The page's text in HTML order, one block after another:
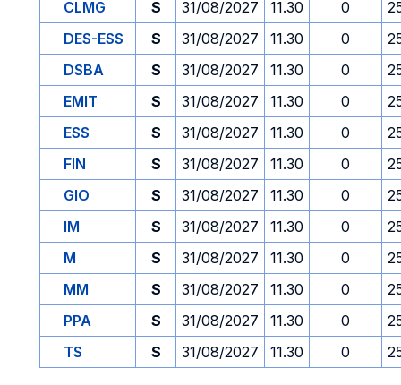
CLMG S 31/08/2027 11.30 0
DES-ESS
S 31/08/2027 11.30 0
DSBA
S 31/08/2027 11.30 0
EMIT
S 31/08/2027 11.30 0
ESS
S 31/08/2027 11.30 0
FIN
S 31/08/2027 11.30 0
GIO
S 31/08/2027 11.30 0
IM
S 31/08/2027 11.30 0
M
S 31/08/2027 11.30 0
MM
S 31/08/2027 11.30 0
PPA
S 31/08/2027 11.30 0
TS
S 31/08/2027 11.30 0